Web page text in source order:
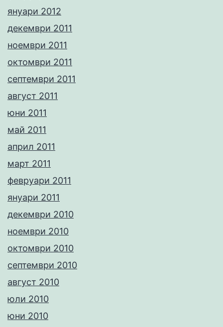
януари 2012
декември 2011
ноември 2011
октомври 2011
септември 2011
август 2011
юни 2011
май 2011
април 2011
март 2011
февруари 2011
януари 2011
декември 2010
ноември 2010
октомври 2010
септември 2010
август 2010
юли 2010
юни 2010